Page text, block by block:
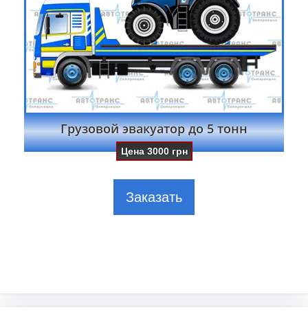
Грузовой эвакуатор до 5 тонн
Цена3000 грн
Заказать